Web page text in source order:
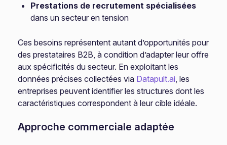
Prestations de recrutement spécialisées
dans un secteur en tension
Ces besoins représentent autant d’opportunités pour
des prestataires B2B, à condition d’adapter leur offre
aux spécificités du secteur. En exploitant les
données précises collectées via Datapult.ai, les
entreprises peuvent identifier les structures dont les
caractéristiques correspondent à leur cible idéale.
Approche commerciale adaptée